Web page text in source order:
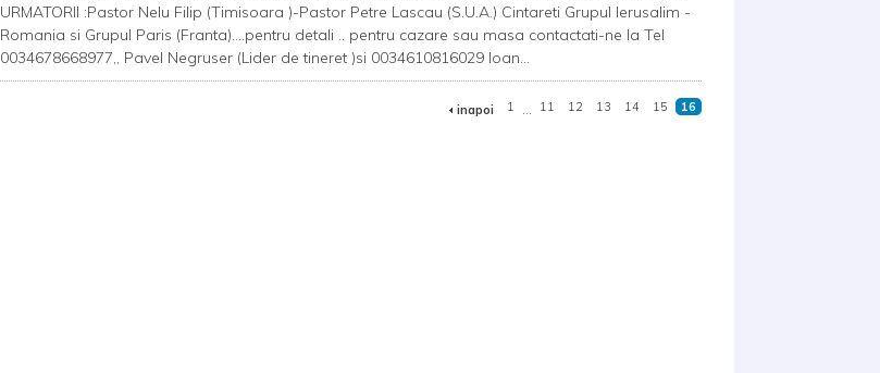
URMATORII :Pastor Nelu Filip (Timisoara )-Pastor Petre Lascau (S.U.A.) Cintareti Grupul Ierusalim -
Romania si Grupul Paris (Franta)....pentru detali .. pentru cazare sau masa contactati-ne la Tel
0034678668977,, Pavel Negruser (Lider de tineret )si 0034610816029 Ioan...
inapoi 1 ... 11 12 13 14 15 16